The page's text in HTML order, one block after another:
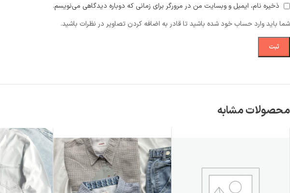
ذخیره نام، ایمیل و وبسایت من در مرورگر برای زمانی که دوباره دیدگاهی می‌نویسم.
شما باید وارد حساب خود شده باشید تا قادر به اضافه کردن تصاویر در نظرات باشید.
محصولات مشابه